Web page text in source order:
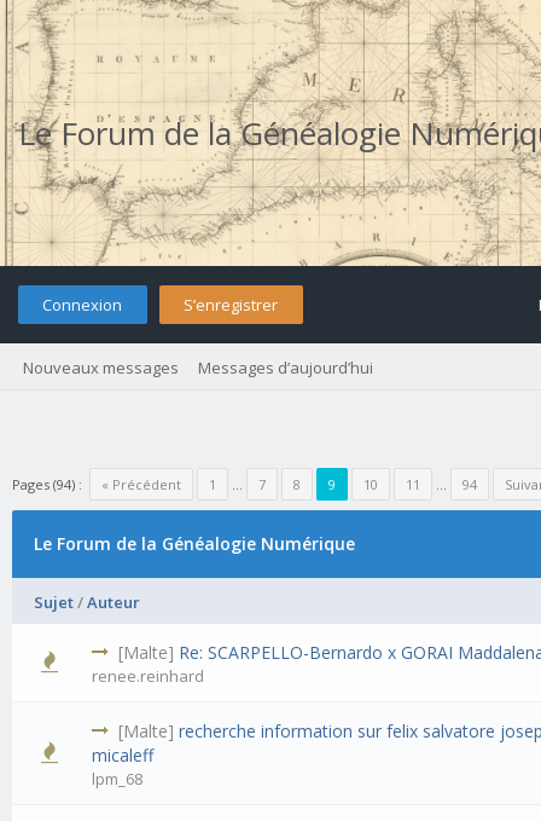
Le Forum de la Généalogie
Connexion S’enregistrer
Nouveaux messages Messages d’aujourd’hui
Pages (94) : « Précédent 1 … 7 8 9 10 11 … 94
Le Forum de la Généalogie Numérique
Sujet/Auteur
[Malte] Re: SCARPELLO-Bernardo x GORAI
renee.reinhard
[Malte]recherche information sur felix salvatore
micaleff
lpm_68